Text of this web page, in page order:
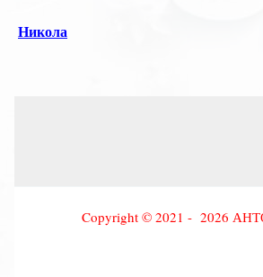
Никола
Copyright © 2021 - 2026